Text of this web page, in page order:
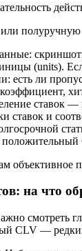
полуручную
(units).
есть ли
ставок
ставок и
объективное
на что
смотреть
— редкий